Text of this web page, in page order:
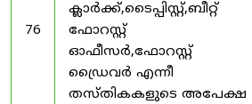
76
ക്ലാർക്ക്,ടൈപ്പിസ്റ്റ്,ബീറ്റ്
ഫോറസ്റ്റ്
ഓഫീസർ,ഫോറസ്റ്റ്
ഡ്രൈവർ എന്നീ
തസ്തികകളുടെ അപേക്ഷ